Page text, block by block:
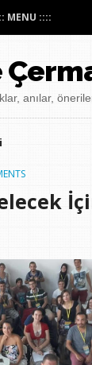
MENU ::::
anılar,